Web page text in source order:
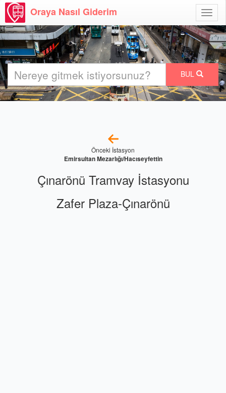
Aç
Oraya Nasıl Giderim
BUL
Önceki İstasyon
Emirsultan Mezarlığı/Hacıseyfettin
Çınarönü Tramvay İstasyonu
Zafer Plaza-Çınarönü